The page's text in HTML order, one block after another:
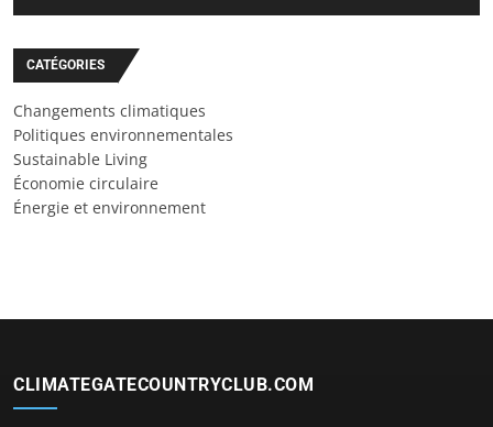
CATÉGORIES
Changements climatiques
Politiques environnementales
Sustainable Living
Économie circulaire
Énergie et environnement
CLIMATEGATECOUNTRYCLUB.COM